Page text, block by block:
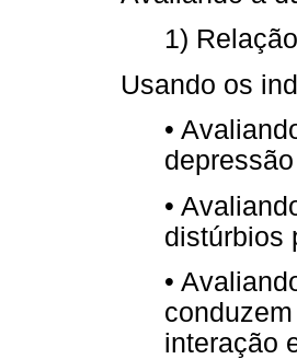
1)
Usando os
•
•
distúrbios
•
interação